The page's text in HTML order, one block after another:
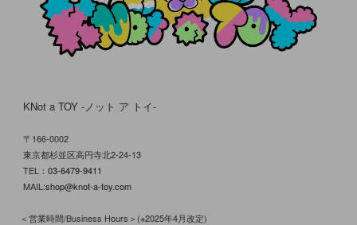
KNot a TOY -ノット ア トイ-
〒166-0002
東京都杉並区高円寺北2-24-13
TEL： 03-6479-9411
MAIL:shop@knot-a-toy.com
＜営業時間/Business Hours＞(※2025年4月改定)